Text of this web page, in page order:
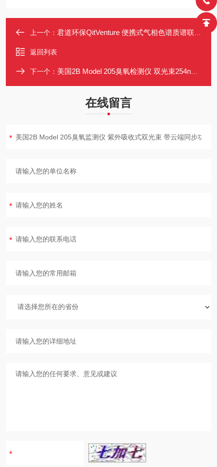
上一个： 君道环保QitVenture 便携式气相色谱质谱联用仪
返回列表
下一个： 美国2B Model 205臭氧检测仪 双光束254nm紫外 实时云端同步
在线留言